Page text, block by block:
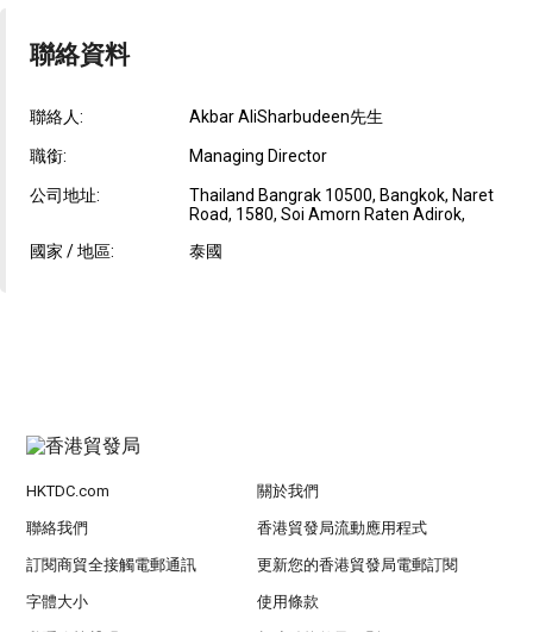
聯絡資料
聯絡人: Akbar AliSharbudeen先生
職銜: Managing Director
公司地址:
Thailand Bangrak 10500, Bangkok, Naret
Road, 1580, Soi Amorn Raten Adirok,
國家 / 地區:
泰國
HKTDC.com 關於我們
聯絡我們 香港貿發局流動應用程式
訂閱商貿全接觸電郵通訊 更新您的香港貿發局電郵訂閱
字體大小 使用條款